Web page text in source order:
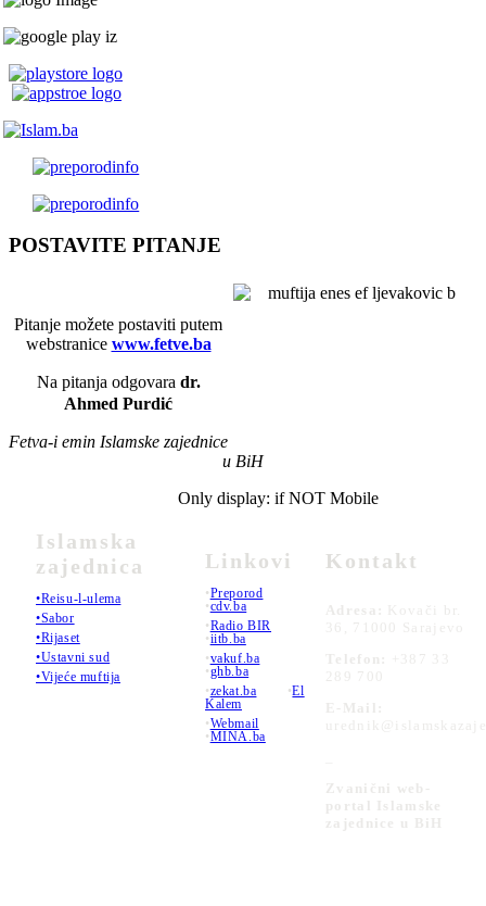
POSTAVITE PITANJE
Pitanje možete postaviti putem
webstranice www.fetve.ba
Na pitanja odgovara dr.
Ahmed Purdić
Fetva-i emin Islamske zajednice
u BiH
Islamska
zajednica
•Reisu-l-ulema
•Sabor
•Rijaset
•Ustavni sud
•Vijeće muftija
Only display: if NOT Mobile
Linkovi
•Preporod
•cdv.ba
•Radio BIR
•iitb.ba
•vakuf.ba
•ghb.ba
•zekat.ba •El
Kalem
•Webmail
•MINA.ba
Kontakt
Adresa:
Kovači br.
36, 71000 Sarajevo
Telefon:
+387 33
289 700
E-Mail:
Zvanični web-
portal Islamske
zajednice u BiH